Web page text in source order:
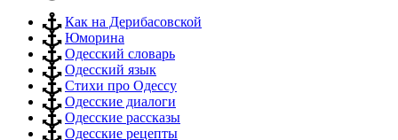
Как на Дерибасовской
Юморина
Одесский словарь
Одесский язык
Стихи про Одессу
Одесские диалоги
Одесские рассказы
Одесские рецепты